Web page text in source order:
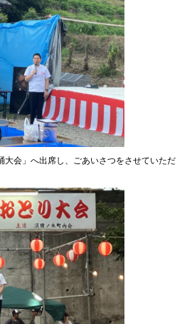
大会」へ出席し、ごあいさつをさせていただ